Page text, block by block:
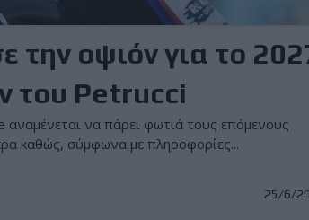
την οψιόν για το
του Petrucci
να πάρει φωτιά τους επόμενους
καθώς, σύμφωνα με πληροφορίες...
25/6/